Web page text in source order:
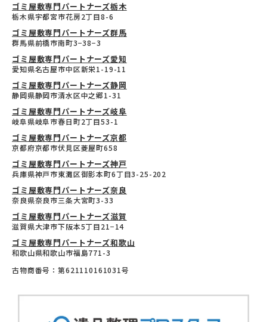
ゴミ屋敷専門パートナーズ栃木
栃木県宇都宮市花房2丁目8-6
ゴミ屋敷専門パートナーズ群馬
群馬県前橋市南町3−38−3
ゴミ屋敷専門パートナーズ愛知
愛知県名古屋市中区新栄1-19-11
ゴミ屋敷専門パートナーズ静岡
静岡県静岡市清水区中之郷1-31
ゴミ屋敷専門パートナーズ岐阜
岐阜県岐阜市春日町2丁目53-1
ゴミ屋敷専門パートナーズ京都
京都府京都市伏見区菱屋町658
ゴミ屋敷専門パートナーズ神戸
兵庫県神戸市東灘区御影本町6丁目3-25-202
ゴミ屋敷専門パートナーズ奈良
奈良県奈良市三条大宮町3-33
ゴミ屋敷専門パートナーズ滋賀
滋賀県大津市下阪本5丁目21−14
ゴミ屋敷専門パートナーズ和歌山
和歌山県和歌山市福島771-3
古物商番号：第621110161031号